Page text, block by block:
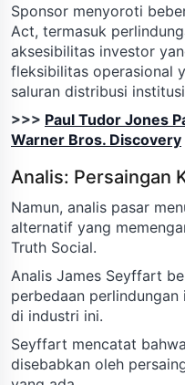
Sponsor menyoroti
Act, termasuk
aksesibilitas investor
fleksibilitas operasional
saluran distribusi
>>> Paul Tudor Jones
Warner Bros. Discovery
Analis: Persaingan
Namun, analis pasar
alternatif yang
Truth Social.
Analis James Seyffart
perbedaan
di industri ini.
Seyffart mencatat
disebabkan oleh